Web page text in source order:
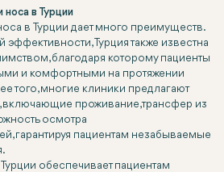
в Турции
в Турции дает много преимуществ.
Турция также известна
благодаря которому пациенты
и комфортными на протяжении
того, многие клиники предлагают
включающие проживание, трансфер из
осмотра
гарантируя пациентам незабываемые
обеспечивает пациентам